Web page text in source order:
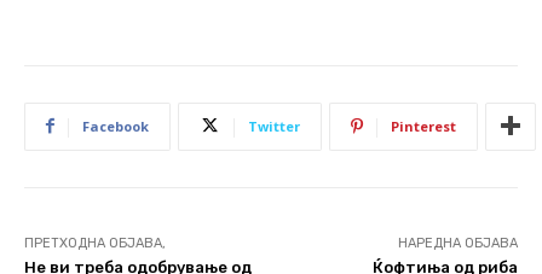
Facebook Twitter Pinterest
ПРЕТХОДНА ОБЈАВА,
Не ви треба одобрување од
НАРЕДНА ОБЈАВА
Ќофтиња од риба